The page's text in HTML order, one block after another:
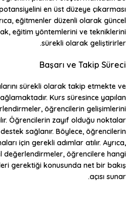
en üst düzeye çıkarması
eğitmenler düzenli olarak güncel
eğitim yöntemlerini ve tekniklerini
sürekli olarak geliştirirler.
Başarı ve Takip Süreci
sürekli olarak takip etmekte ve
Kurs süresince yapılan
öğrencilerin gelişimlerini
Öğrencilerin zayıf olduğu noktalar
sağlanır. Böylece, öğrencilerin
için gerekli adımlar atılır. Ayrıca,
değerlendirmeler, öğrencilere hangi
gerektiği konusunda net bir bakış
açısı sunar.